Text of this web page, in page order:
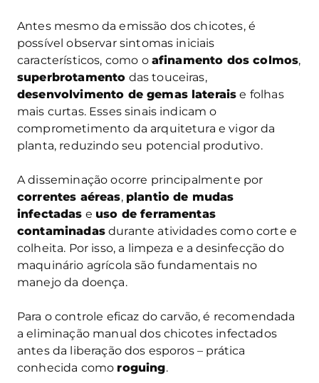
Antes mesmo da emissão dos chicotes, é
possível observar sintomas iniciais
característicos, como o afinamento dos colmos,
superbrotamento das touceiras,
desenvolvimento de gemas laterais e folhas
mais curtas. Esses sinais indicam o
comprometimento da arquitetura e vigor da
planta, reduzindo seu potencial produtivo.
A disseminação ocorre principalmente por
correntes aéreas, plantio de mudas
infectadas e uso de ferramentas
contaminadasdurante atividades como corte e
colheita. Por isso, a limpeza e a desinfecção do
maquinário agrícola são fundamentais no
manejo da doença.
Para o controle eficaz do carvão, é recomendada
a eliminação manual dos chicotes infectados
antes da liberação dos esporos – prática
conhecida como roguing.